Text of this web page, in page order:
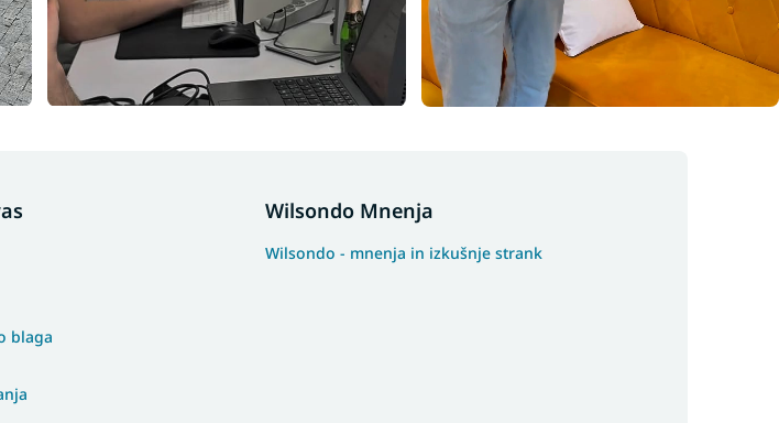
blaga
Wilsondo Mnenja
Wilsondo - mnenja in izkušnje strank